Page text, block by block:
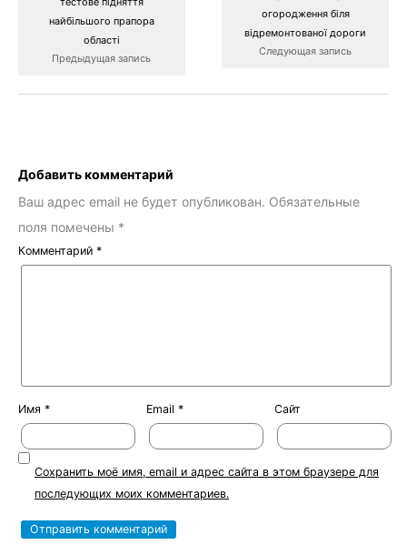
найбільшого прапора
області
Предыдущая запись
огородження біля
відремонтованої дороги
Следующая запись
Добавить комментарий
Ваш адрес email не будет опубликован. Обязательные
поля помечены *
Комментарий *
Имя * Email * Сайт
Сохранить моё имя, email и адрес сайта в этом браузере для
последующих моих комментариев.